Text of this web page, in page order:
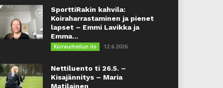
SporttiRakin kahvila:
Koiraharrastaminen ja pienet
lapset – Emmi Lavikka ja
Emma...
Koiraurheilun ilo 12.6.2026
Nettiluento ti 26.5. –
Kisajännitys – Maria
Matilainen